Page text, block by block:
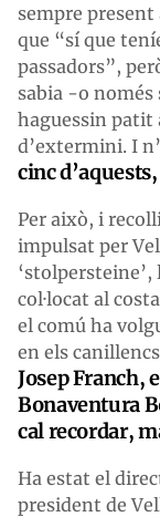
sempre
que “sí que
passadors”,
sabia -o només
haguessin patit
d’extermini. I
cinc
Per això, i
impulsat per
‘stolpersteine’,
col·locat al
el comú ha
en els
Josep Franch,
Bonaventura
cal recordar,
Ha estat el
president de